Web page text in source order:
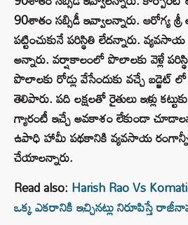
90శాతం సబ్సిడీ ఇవ్వాలన్నారు. ఆరోగ్య శ్రీ
పట్టించుకునే పరిస్థితి లేదన్నారు.
అన్నారు. వర్షాకాలంలో పొలాలకు వెళ్లే
పొలాలకు రోడ్లు వేసేందుకు వచ్చే
తెలిపారు. పది లక్షలతో రైతులు ఇళ్లు
గ్యారంటీ ఇచ్చే అవకాశం లేకుండా
ఉపాధి హామీ పథకానికి వ్యవసాయ
చేయాలన్నారు.
Read also: Harish Rao Vs
ఒక్క ఎకరానికి ఇచ్చినట్లు నిరూపిస్తే